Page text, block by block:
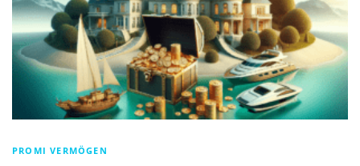
PROMI VERMÖGEN